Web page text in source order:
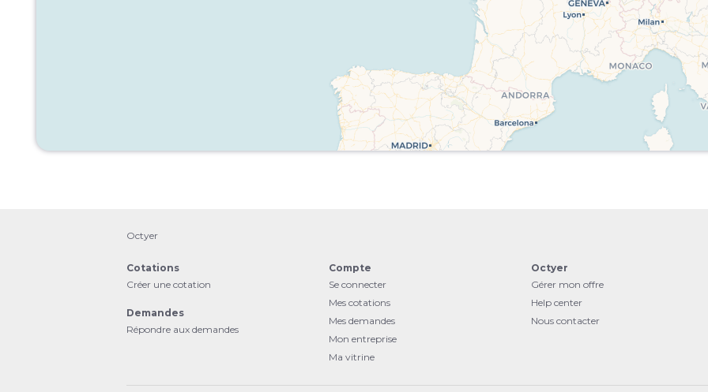
Octyer
Cotations
Créer une cotation
Demandes
Répondre aux demandes
Compte
Se connecter
Mes cotations
Mes demandes
Mon entreprise
Ma vitrine
Octyer
Gérer mon offre
Help center
Nous contacter